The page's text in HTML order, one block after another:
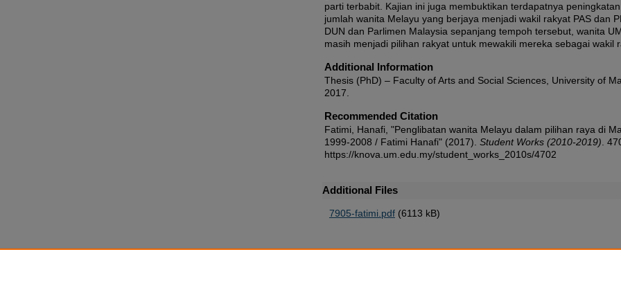
parti terbabit. Kajian ini juga membuktikan terdapatnya peningkatan
jumlah wanita Melayu yang berjaya menjadi wakil rakyat PAS dan
DUN dan Parlimen Malaysia sepanjang tempoh tersebut, wanita
masih menjadi pilihan rakyat untuk mewakili mereka sebagai wakil
Additional Information
Thesis (PhD) – Faculty of Arts and Social Sciences, University of
2017.
Recommended Citation
Fatimi, Hanafi, "Penglibatan wanita Melayu dalam pilihan raya di
1999-2008 / Fatimi Hanafi" (2017). Student Works (2010-2019) .
https://knova.um.edu.my/student_works_2010s/4702
Additional Files
7905-fatimi.pdf (6113 kB)